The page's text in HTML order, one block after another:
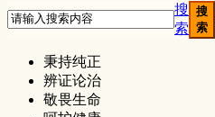
搜
索
搜
索
秉持纯正
辨证论治
敬畏生命